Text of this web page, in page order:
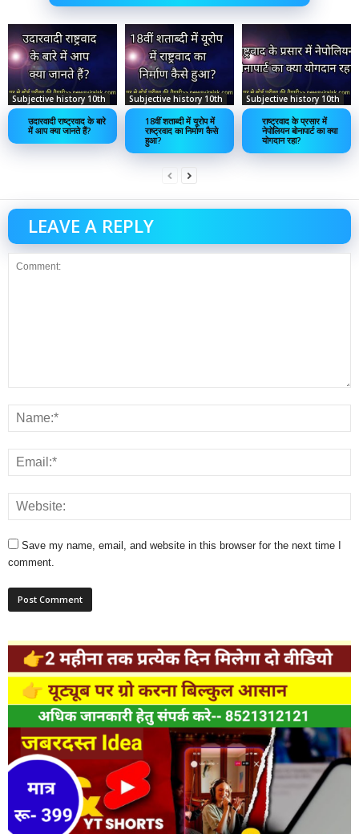
Subjective history 10th
उदारवादी राष्ट्रवाद के बारे
में आप क्या जानते हैं?
Subjective history 10th
18वीं शताब्दी में यूरोप में
राष्ट्रवाद का निर्माण कैसे
हुआ?
Subjective history 10th
राष्ट्रवाद के प्रसार में
नेपोलियन बोनापार्ट का क्या
योगदान रहा?
LEAVE A REPLY
Save my name, email, and website in this browser for the next time I
comment.